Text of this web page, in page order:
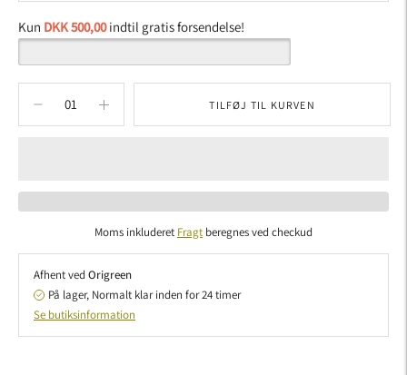
Kun DKK 500,00indtil gratis forsendelse!
TILFØJ TIL KURVEN
Moms inkluderet Fragt beregnes ved checkud
Afhent ved Origreen
På lager, Normalt klar inden for 24 timer
Se butiksinformation